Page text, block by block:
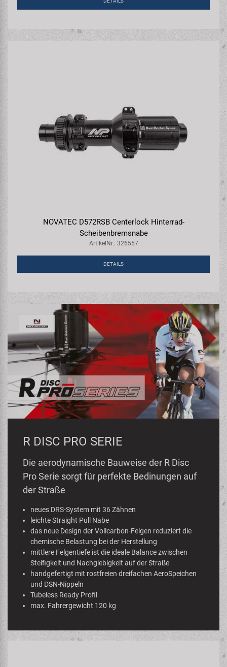
NOVATEC D572RSB Centerlock Hinterrad-
Scheibenbremsnabe
ArtikelNr.: 326557
DETAILS
R DISC PRO SERIE
Die aerodynamische Bauweise der R Disc
Pro Serie sorgt für perfekte Bedinungen auf
der Straße
neues DRS-System mit 36 Zähnen
leichte Straight Pull Nabe
das neue Design der Vollcarbon-Felgen reduziert die
chemische Belastung bei der Herstellung
mittlere Felgentiefe ist die ideale Balance zwischen
Steifigkeit und Nachgiebigkeit auf der Straße
handgefertigt mit rostfreien dreifachen AeroSpeichen
und DSN-Nippeln
Tubeless Ready Profil
max. Fahrergewicht 120 kg